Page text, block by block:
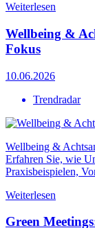
Weiterlesen
Wellbeing &
Fokus
10.06.2026
Trendradar
Wellbeing &
Erfahren Sie, wie
Praxisbeispielen,
Weiterlesen
Green